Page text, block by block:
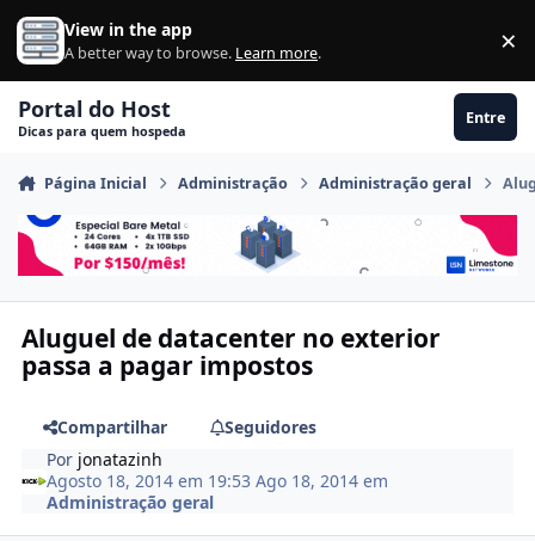
Ir para conteúdo
View in the app
A better way to browse. Learn more. ×
Portal do Host
Dicas para quem hospeda
Entre
Página Inicial Administração Administração geral
Aluguel de datacenter no exterior
passa a pagar impostos
Compartilhar
Seguidores
Por jonatazinh
Agosto 18, 2014 em 19:53Ago 18, 2014 em
Administração geral